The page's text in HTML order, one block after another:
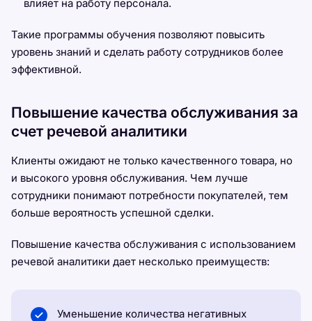
влияет на работу персонала.
Такие программы обучения позволяют повысить
уровень знаний и сделать работу сотрудников более
эффективной.
Повышение качества обслуживания за
счет речевой аналитики
Клиенты ожидают не только качественного товара, но
и высокого уровня обслуживания. Чем лучше
сотрудники понимают потребности покупателей, тем
больше вероятность успешной сделки.
Повышение качества обслуживания с использованием
речевой аналитики дает несколько преимуществ:
Уменьшение количества негативных